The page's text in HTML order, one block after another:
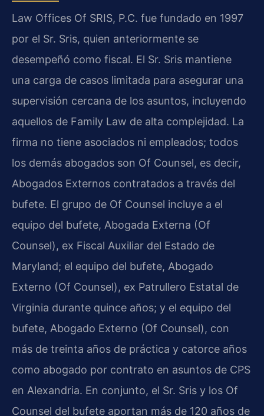
Law Offices Of SRIS, P.C. fue fundado en 1997
por el Sr. Sris, quien anteriormente se
desempeñó como fiscal. El Sr. Sris mantiene
una carga de casos limitada para asegurar una
supervisión cercana de los asuntos, incluyendo
aquellos de Family Law de alta complejidad. La
firma no tiene asociados ni empleados; todos
los demás abogados son Of Counsel, es decir,
Abogados Externos contratados a través del
bufete. El grupo de Of Counsel incluye a el
equipo del bufete, Abogada Externa (Of
Counsel), ex Fiscal Auxiliar del Estado de
Maryland; el equipo del bufete, Abogado
Externo (Of Counsel), ex Patrullero Estatal de
Virginia durante quince años; y el equipo del
bufete, Abogado Externo (Of Counsel), con
más de treinta años de práctica y catorce años
como abogado por contrato en asuntos de CPS
en Alexandria. En conjunto, el Sr. Sris y los Of
Counsel del bufete aportan más de 120 años de